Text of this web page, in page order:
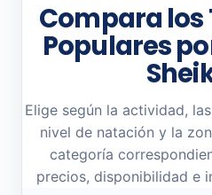
Compara los
Populares
Elige según la actividad,
nivel de natación y la
categoría
precios, disponibilidad e